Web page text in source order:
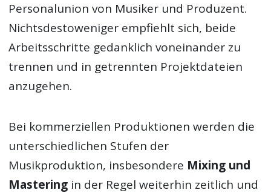
Personalunion von Musiker und Produzent.
Nichtsdestoweniger empfiehlt sich, beide
Arbeitsschritte gedanklich voneinander zu
trennen und in getrennten Projektdateien
anzugehen.
Bei kommerziellen Produktionen werden die
unterschiedlichen Stufen der
Musikproduktion, insbesondere Mixing und
Mastering in der Regel weiterhin zeitlich und